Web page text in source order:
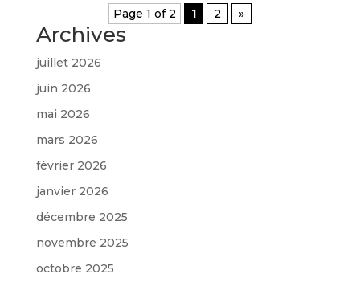
Page 1 of 2 1 2 »
Archives
juillet 2026
juin 2026
mai 2026
mars 2026
février 2026
janvier 2026
décembre 2025
novembre 2025
octobre 2025